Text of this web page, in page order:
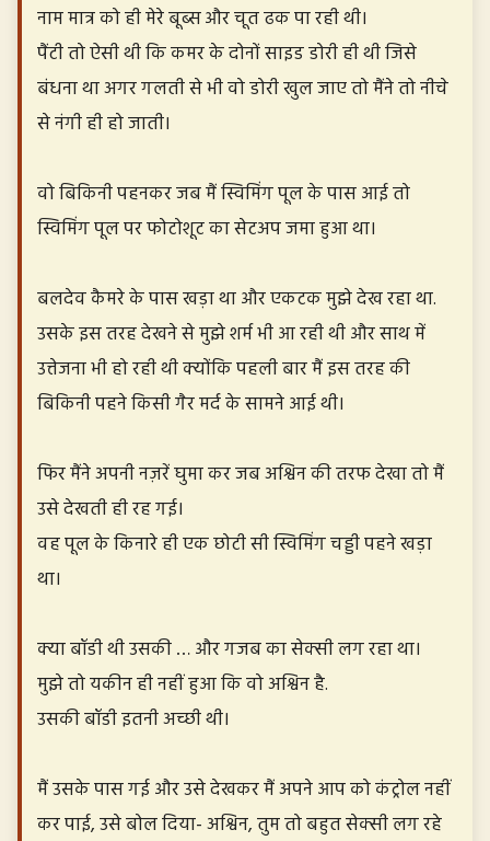
नाम मात्र को ही मेरे बूब्स और चूत ढक पा रही थी।
पैंटी तो ऐसी थी कि कमर के दोनों साइड डोरी ही थी जिसे
बंधना था अगर गलती से भी वो डोरी खुल जाए तो मैंने तो नीचे
से नंगी ही हो जाती।
वो बिकिनी पहनकर जब मैं स्विमिंग पूल के पास आई तो
स्विमिंग पूल पर फोटोशूट का सेटअप जमा हुआ था।
बलदेव कैमरे के पास खड़ा था और एकटक मुझे देख रहा था.
उसके इस तरह देखने से मुझे शर्म भी आ रही थी और साथ में
उत्तेजना भी हो रही थी क्योंकि पहली बार मैं इस तरह की
बिकिनी पहने किसी गैर मर्द के सामने आई थी।
फिर मैंने अपनी नज़रें घुमा कर जब अश्विन की तरफ देखा तो मैं
उसे देखती ही रह गई।
वह पूल के किनारे ही एक छोटी सी स्विमिंग चड्डी पहने खड़ा
था।
क्या बॉडी थी उसकी … और गजब का सेक्सी लग रहा था।
मुझे तो यकीन ही नहीं हुआ कि वो अश्विन है.
उसकी बॉडी इतनी अच्छी थी।
मैं उसके पास गई और उसे देखकर मैं अपने आप को कंट्रोल नहीं
कर पाई, उसे बोल दिया- अश्विन, तुम तो बहुत सेक्सी लग रहे